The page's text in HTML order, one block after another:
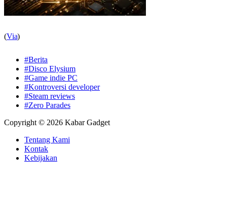
(Via)
#Berita
#Disco Elysium
#Game indie PC
#Kontroversi developer
#Steam reviews
#Zero Parades
Copyright © 2026 Kabar Gadget
Tentang Kami
Kontak
Kebijakan